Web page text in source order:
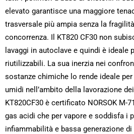
elevato garantisce una maggiore
trasversale più ampia senza la
concorrenza. Il KT820 CF30 non
lavaggi in autoclave e quindi è ideale
riutilizzabili. La sua inerzia nei
sostanze chimiche lo rende ideale
umidi nell’ambito della lavorazione
KT820CF30 è certificato NORSOK M-
gas acidi che per vapore e soddisfa i
infiammabilità e bassa generazione